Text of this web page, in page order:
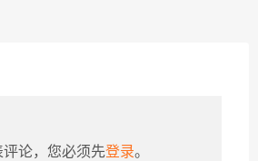
评论，您必须先登录。